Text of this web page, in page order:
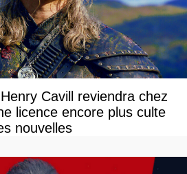
Cavill reviendra chez
licence encore plus culte
nouvelles